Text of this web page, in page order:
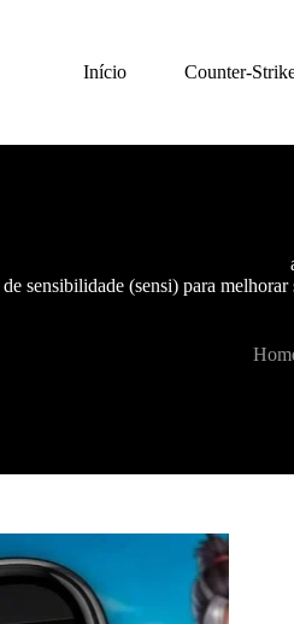
Início Counter-
sensibilidade (sensi) para